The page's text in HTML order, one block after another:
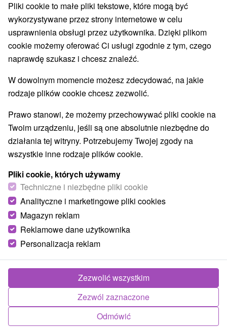
Wybierz lokalizację lub datę
WSZYSTKO NAJTAŃSZE NAJDROŻSZE NA
Drevenica Zuzana Mengusovce
Zrekonštruovaná historická drevenica postavená v roku
1881 situovaná v strede podtatranskej obce Mengusovce,
Pliki cookie to małe pliki tekstowe, które mogą być
wykorzystywane przez strony internetowe w celu
usprawnienia obsługi przez użytkownika. Dzięki plikom
cookie możemy oferować Ci usługi zgodnie z tym, czego
naprawdę szukasz i chcesz znaleźć.
W dowolnym momencie możesz zdecydować, na jakie
rodzaje plików cookie chcesz zezwolić.
Prawo stanowi, że możemy przechowywać pliki cookie na
Twoim urządzeniu, jeśli są one absolutnie niezbędne do
działania tej witryny. Potrzebujemy Twojej zgody na
wszystkie inne rodzaje plików cookie.
Pliki cookie, których używamy
Techniczne i niezbędne pliki cookie
Analityczne i marketingowe pliki cookies
Magazyn reklam
Reklamowe dane użytkownika
Personalizacja reklam
Odmówić
Zezwól zaznaczone
Zezwolić wszystkim